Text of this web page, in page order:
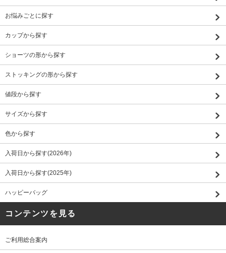
お悩みごとに探す
カップから探す
ショーツの形から探す
ストッキングの形から探す
値段から探す
サイズから探す
色から探す
入荷日から探す(2026年)
入荷日から探す(2025年)
ハッピーバッグ
コンテンツを見る
ご利用総合案内